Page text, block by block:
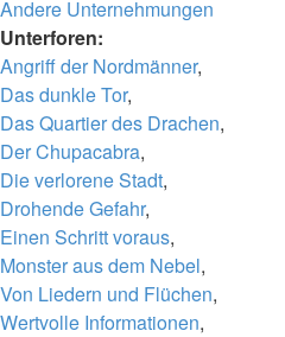
Andere Unternehmungen
Unterforen:
Angriff der Nordmänner,
Das dunkle Tor,
Das Quartier des Drachen,
Der Chupacabra,
Die verlorene Stadt,
Drohende Gefahr,
Einen Schritt voraus,
Monster aus dem Nebel,
Von Liedern und Flüchen,
Wertvolle Informationen,